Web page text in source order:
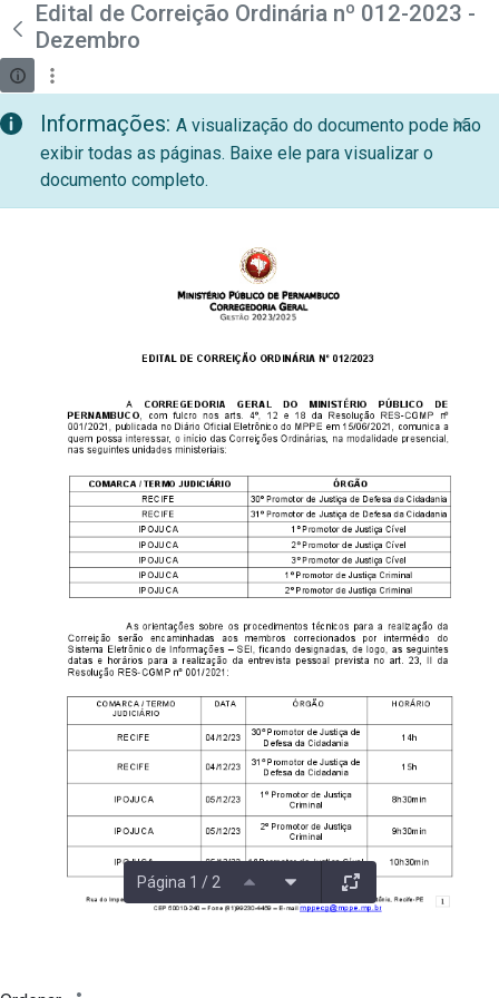
Pular para o Conteúdo principal
teste descricao
Edital de Correição Ordinária nº 012-2023 -
Dezembro
Informações: A visualização do documento pode não
exibir todas as páginas. Baixe ele para visualizar o
documento completo.
Página 1 / 2